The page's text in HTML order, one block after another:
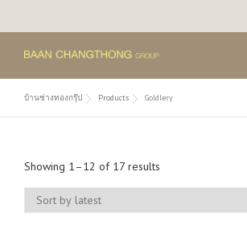
บ้านช่างทองกรุ๊ป Products Goldlery
Showing 1–12 of 17 results